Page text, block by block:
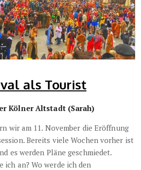
als Tourist
Kölner Altstadt (Sarah)
wir am 11. November die Eröffnung
Bereits viele Wochen vorher ist
es werden Pläne geschmiedet.
ich an? Wo werde ich den